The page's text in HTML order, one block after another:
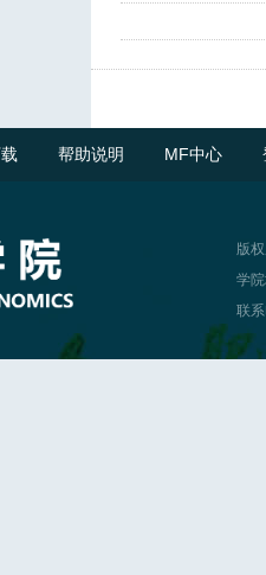
帮助说明 MF中心
版
学
联